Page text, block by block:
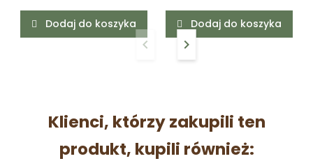
Dodaj do koszyka
Dodaj do koszyka
Poprzedni
keyboard_arrow_left Następny
keyboard_arrow_right
Klienci, którzy zakupili ten
produkt, kupili również: